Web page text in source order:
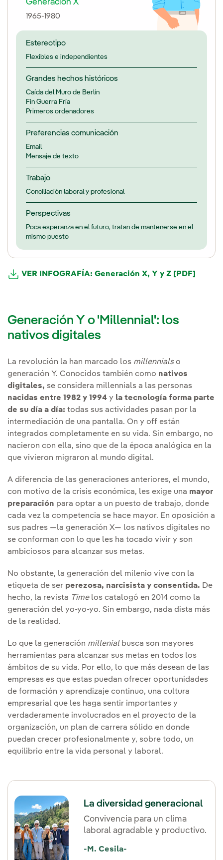
Generación X
1965-1980
Estereotipo
Flexibles e independientes
Grandes hechos históricos
Caída del Muro de Berlín
Fin Guerra Fría
Primeros ordenadores
Preferencias comunicación
Email
Mensaje de texto
Trabajo
Conciliación laboral y profesional
Perspectivas
Poca esperanza en el futuro, tratan de mantenerse en el
mismo puesto
VER INFOGRAFÍA: Generación X, Y y Z [PDF]
Generación Y o 'Millennial': los
nativos digitales
La revolución la han marcado los millennialso
generación Y. Conocidos también como nativos
digitales, se considera millennials a las personas
nacidas entre 1982 y 1994 y la tecnología forma parte
de su día a día: todas sus actividades pasan por la
intermediación de una pantalla. On y off están
integrados completamente en su vida. Sin embargo, no
nacieron con ella, sino que de la época analógica en la
que vivieron migraron al mundo digital.
A diferencia de las generaciones anteriores, el mundo,
con motivo de la crisis económica, les exige una mayor
preparación para optar a un puesto de trabajo, donde
cada vez la competencia se hace mayor. En oposición a
sus padres —la generación X— los nativos digitales no
se conforman con lo que les ha tocado vivir y son
ambiciosos para alcanzar sus metas.
No obstante, la generación del milenio vive con la
etiqueta de ser perezosa, narcisista y consentida. De
hecho, la revista Timelos catalogó en 2014 como la
generación del yo-yo-yo. Sin embargo, nada dista más
de la realidad.
Lo que la generación millenial busca son mayores
herramientas para alcanzar sus metas en todos los
ámbitos de su vida. Por ello, lo que más desean de las
empresas es que estas puedan ofrecer oportunidades
de formación y aprendizaje continuo, una cultura
empresarial que les haga sentir importantes y
verdaderamente involucrados en el proyecto de la
organización, un plan de carrera sólido en donde
puedan crecer profesionalmente y, sobre todo, un
equilibrio entre la vida personal y laboral.
La diversidad generacional
Convivencia para un clima
laboral agradable y productivo.
-M. Cesila-